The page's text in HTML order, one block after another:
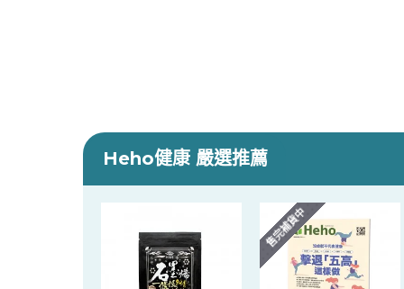
Heho健康 嚴選推薦
售完補貨中